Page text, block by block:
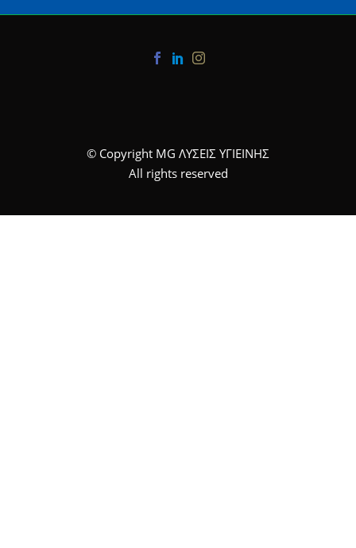
© Copyright MG ΛΥΣΕΙΣ ΥΓΙΕΙΝΗΣ
All rights reserved